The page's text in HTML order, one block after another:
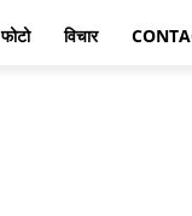
फोटो विचार